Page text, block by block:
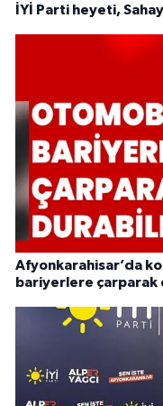
İYİ Parti heyeti,
Afyonkarahisar’da
bariyerlere çarparak